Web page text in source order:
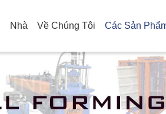
Nhà Về Chúng Tôi Các Sản